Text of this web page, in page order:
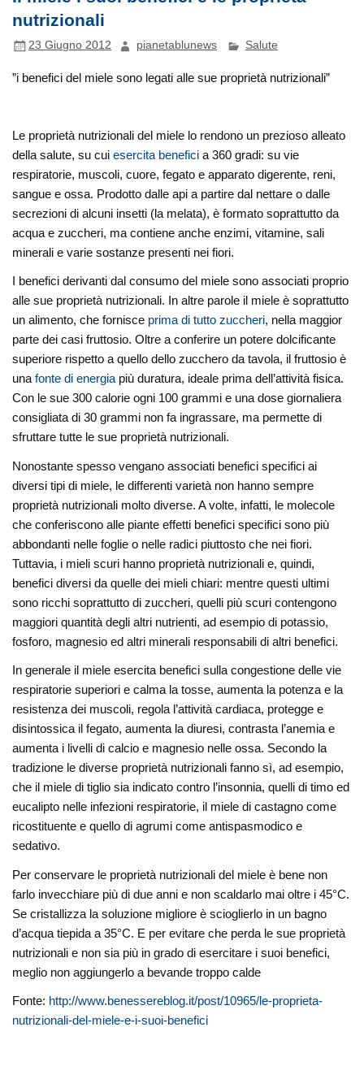
nutrizionali
23 Giugno 2012 pianetablunews Salute
”i benefici del miele sono legati alle sue proprietà nutrizionali”
Le proprietà nutrizionali del miele lo rendono un prezioso alleato
della salute, su cuiesercita benefici a 360 gradi: su vie
respiratorie, muscoli, cuore, fegato e apparato digerente, reni,
sangue e ossa. Prodotto dalle api a partire dal nettare o dalle
secrezioni di alcuni insetti (la melata), è formato soprattutto da
acqua e zuccheri, ma contiene anche enzimi, vitamine, sali
minerali e varie sostanze presenti nei fiori.
I benefici derivanti dal consumo del miele sono associati proprio
alle sue proprietà nutrizionali. In altre parole il miele è soprattutto
un alimento, che fornisce prima di tutto zuccheri, nella maggior
parte dei casi fruttosio. Oltre a conferire un potere dolcificante
superiore rispetto a quello dello zucchero da tavola, il fruttosio è
unafonte di energia più duratura, ideale prima dell’attività fisica.
Con le sue 300 calorie ogni 100 grammi e una dose giornaliera
consigliata di 30 grammi non fa ingrassare, ma permette di
sfruttare tutte le sue proprietà nutrizionali.
Nonostante spesso vengano associati benefici specifici ai
diversi tipi di miele, le differenti varietà non hanno sempre
proprietà nutrizionali molto diverse. A volte, infatti, le molecole
che conferiscono alle piante effetti benefici specifici sono più
abbondanti nelle foglie o nelle radici piuttosto che nei fiori.
Tuttavia, i mieli scuri hanno proprietà nutrizionali e, quindi,
benefici diversi da quelle dei mieli chiari: mentre questi ultimi
sono ricchi soprattutto di zuccheri, quelli più scuri contengono
maggiori quantità degli altri nutrienti, ad esempio di potassio,
fosforo, magnesio ed altri minerali responsabili di altri benefici.
In generale il miele esercita benefici sulla congestione delle vie
respiratorie superiori e calma la tosse, aumenta la potenza e la
resistenza dei muscoli, regola l’attività cardiaca, protegge e
disintossica il fegato, aumenta la diuresi, contrasta l’anemia e
aumenta i livelli di calcio e magnesio nelle ossa. Secondo la
tradizione le diverse proprietà nutrizionali fanno sì, ad esempio,
che il miele di tiglio sia indicato contro l’insonnia, quelli di timo ed
eucalipto nelle infezioni respiratorie, il miele di castagno come
ricostituente e quello di agrumi come antispasmodico e
sedativo.
Per conservare le proprietà nutrizionali del miele è bene non
farlo invecchiare più di due anni e non scaldarlo mai oltre i 45°C.
Se cristallizza la soluzione migliore è scioglierlo in un bagno
d’acqua tiepida a 35°C. E per evitare che perda le sue proprietà
nutrizionali e non sia più in grado di esercitare i suoi benefici,
meglio non aggiungerlo a bevande troppo calde
Fonte: http://www.benessereblog.it/post/10965/le-proprieta-
nutrizionali-del-miele-e-i-suoi-benefici